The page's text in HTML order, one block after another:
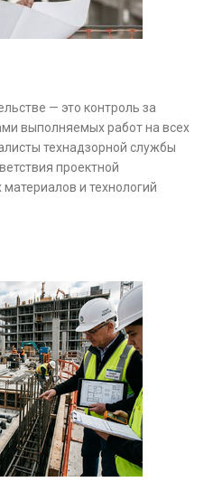
— это контроль за
выполняемых работ на всех
технадзорной службы
проектной
и технологий